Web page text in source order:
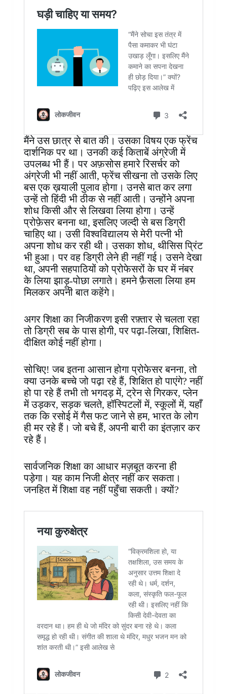
मैंने उस छात्र से बात की। उसका विषय एक फ्रेंच
दार्शनिक पर था। उनकी कई किताबें अंग्रेजी में
उपलब्ध भी हैं। पर अफ़सोस हमारे रिसर्चर को
अंग्रेजी भी नहीं आती, फ्रेंच सीखना तो उसके लिए
बस एक ख़याली पुलाव होगा। उनसे बात कर लगा
उन्हें तो हिंदी भी ठीक से नहीं आती। उन्होंने अपना
शोध किसी और से लिखवा लिया होगा। उन्हें
प्रोफ़ेसर बनना था, इसलिए जल्दी से बस डिग्री
चाहिए था। उसी विश्वविद्यालय से मेरी पत्नी भी
अपना शोध कर रही थी। उसका शोध, थीसिस प्रिंट
भी हुआ। पर वह डिग्री लेने ही नहीं गई। उसने देखा
था, अपनी सहपाठियों को प्रोफेसरों के घर में नंबर
के लिया झाड़ू-पोछा लगाते। हमने फ़ैसला लिया हम
मिलकर अपनी बात कहेंगे।
अगर शिक्षा का निजीकरण इसी रफ़्तार से चलता रहा
तो डिग्री सब के पास होगी, पर पढ़ा-लिखा, शिक्षित-
दीक्षित कोई नहीं होगा।
सोचिए! जब इतना आसान होगा प्रोफेसर बनना, तो
क्या उनके बच्चे जो पढ़ा रहे हैं, शिक्षित हो पाएंगे? नहीं
हो पा रहे हैं तभी तो भगदड़ में, ट्रेन से गिरकर, प्लेन
में उड़कर, सड़क चलते, हॉस्पिटलों में, स्कूलों में, यहाँ
तक कि रसोई में गैस फट जाने से हम, भारत के लोग
ही मर रहे हैं। जो बचे हैं, अपनी बारी का इंतज़ार कर
रहे हैं।
सार्वजनिक शिक्षा का आधार मज़बूत करना ही
पड़ेगा। यह काम निजी क्षेत्र नहीं कर सकता।
जनहित में शिक्षा वह नहीं पहुँचा सकती। क्यों?